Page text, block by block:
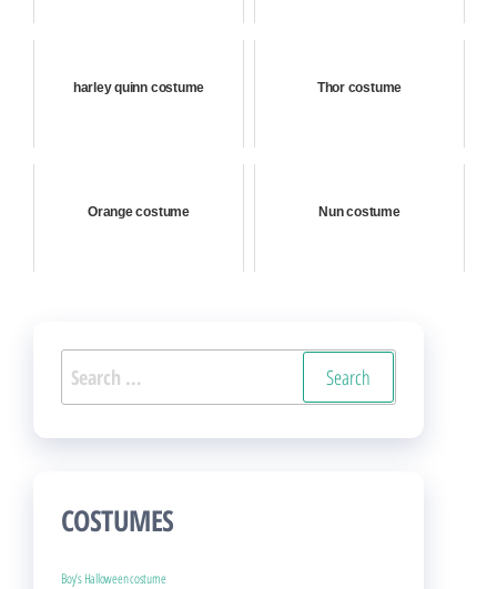
harley quinn costume Thor costume
Orange costume Nun costume
Search
for:
COSTUMES
Boy’s Halloween costume